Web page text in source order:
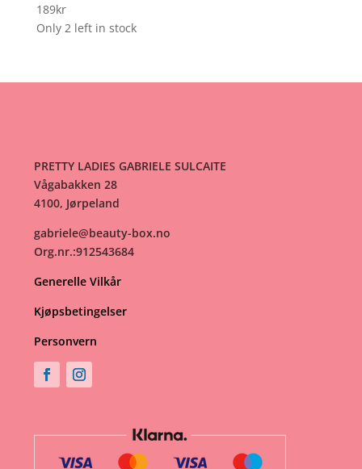
189kr
Only 2 left in stock
PRETTY LADIES GABRIELE SULCAITE
Vågabakken 28
4100, Jørpeland
gabriele@beauty-box.no
Org.nr.:912543684
Generelle Vilkår
Kjøpsbetingelser
Personvern